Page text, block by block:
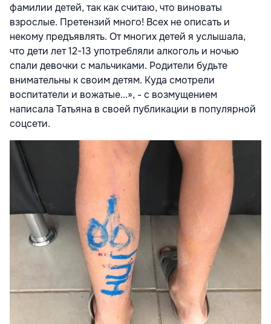
фамилии детей, так как считаю, что виноваты
взрослые. Претензий много! Всех не описать и
некому предъявлять. От многих детей я услышала,
что дети лет 12-13 употребляли алкоголь и ночью
спали девочки с мальчиками. Родители будьте
внимательны к своим детям. Куда смотрели
воспитатели и вожатые...», - с возмущением
написала Татьяна в своей публикации в популярной
соцсети.